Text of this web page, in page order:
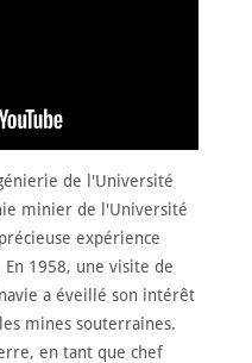
de l'Université
minier de l'Université
expérience
1958, une visite de
a éveillé son intérêt
mines souterraines.
en tant que chef